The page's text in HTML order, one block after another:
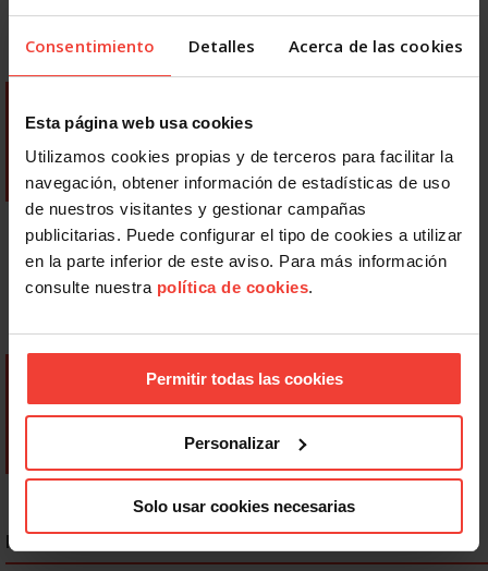
Consentimiento Detalles Acerca de las cookies
Esta página web usa cookies
Utilizamos cookies propias y de terceros para facilitar la
navegación, obtener información de estadísticas de uso
de nuestros visitantes y gestionar campañas
publicitarias. Puede configurar el tipo de cookies a utilizar
en la parte inferior de este aviso. Para más información
consulte nuestra política de cookies.
Permitir todas las cookies
Personalizar
Solo usar cookies necesarias
NOTICIAS MÁS LEÍDAS